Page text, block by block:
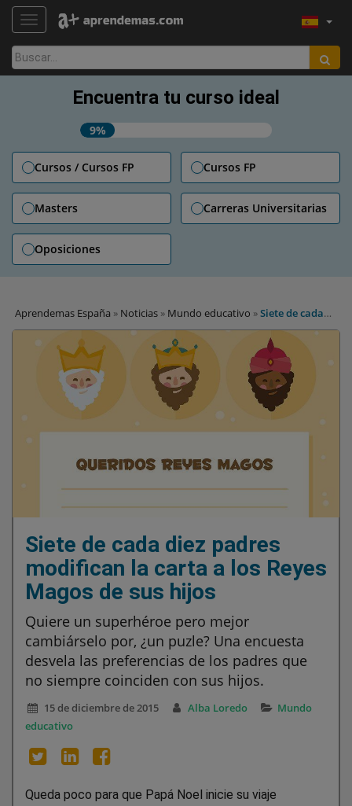
TOGGLE NAVIGATION
Buscar:
Encuentra tu curso ideal
9%
Cursos / Cursos FP Cursos FP
Masters Carreras Universitarias
Oposiciones
Aprendemas España » Noticias » Mundo educativo »Siete de cada
diez padres modifican la carta a los Reyes Magos de sus hijos
Siete de cada diez padres
modifican la carta a los Reyes
Magos de sus hijos
Quiere un superhéroe pero mejor
cambiárselo por, ¿un puzle? Una encuesta
desvela las preferencias de los padres que
no siempre coinciden con sus hijos.
15 de diciembre de 2015 Alba Loredo
Mundo
educativo
Queda poco para que Papá Noel inicie su viaje